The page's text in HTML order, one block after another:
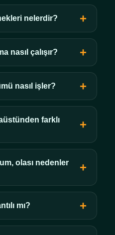
nelerdir?
nasıl çalışır?
nasıl işler?
farklı
olası nedenler
mı?